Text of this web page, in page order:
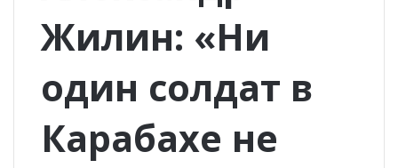
Жилин: «Ни
один солдат в
Карабахе не